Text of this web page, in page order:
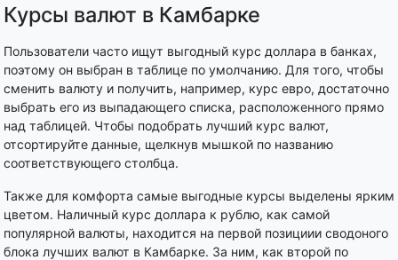
Курсы валют в Камбарке
Пользователи часто ищут выгодный курс доллара в банках,
поэтому он выбран в таблице по умолчанию. Для того, чтобы
сменить валюту и получить, например, курс евро, достаточно
выбрать его из выпадающего списка, расположенного прямо
над таблицей. Чтобы подобрать лучший курс валют,
отсортируйте данные, щелкнув мышкой по названию
соответствующего столбца.
Также для комфорта самые выгодные курсы выделены ярким
цветом. Наличный курс доллара к рублю, как самой
популярной валюты, находится на первой позициии сводоного
блока лучших валют в Камбарке. За ним, как второй по